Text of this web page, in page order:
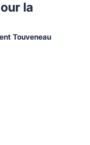
la
Touveneau